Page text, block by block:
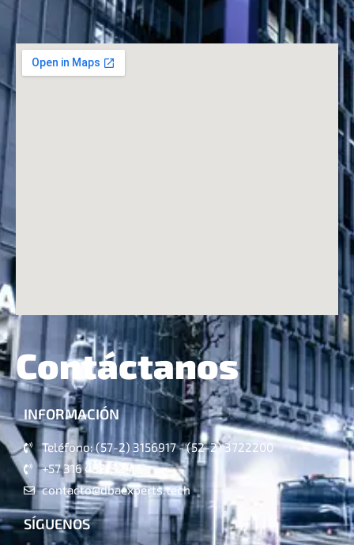
Contáctanos
INFORMACIÓN
Teléfono: (57-2) 3156917 - (52-2) 3722200
+57 316 4821324
contacto@dbaexperts.tech
SÍGUENOS